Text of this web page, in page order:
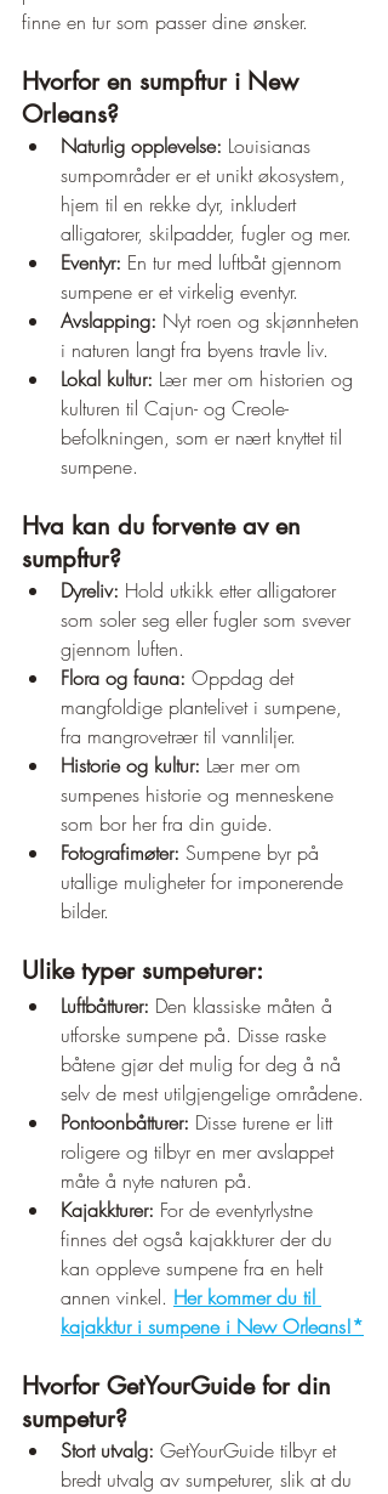
finne en tur som passer dine ønsker.
Hvorfor en sumpftur i New
Orleans?
Naturlig opplevelse: Louisianas
sumpområder er et unikt økosystem,
hjem til en rekke dyr, inkludert
alligatorer, skilpadder, fugler og mer.
Eventyr: En tur med luftbåt gjennom
sumpene er et virkelig eventyr.
Avslapping: Nyt roen og skjønnheten
i naturen langt fra byens travle liv.
Lokal kultur: Lær mer om historien og
kulturen til Cajun- og Creole-
befolkningen, som er nært knyttet til
sumpene.
Hva kan du forvente av en
sumpftur?
Dyreliv: Hold utkikk etter alligatorer
som soler seg eller fugler som svever
gjennom luften.
Flora og fauna: Oppdag det
mangfoldige plantelivet i sumpene,
fra mangrovetrær til vannliljer.
Historie og kultur: Lær mer om
sumpenes historie og menneskene
som bor her fra din guide.
Fotografimøter: Sumpene byr på
utallige muligheter for imponerende
bilder.
Ulike typer sumpeturer:
Luftbåtturer: Den klassiske måten å
utforske sumpene på. Disse raske
båtene gjør det mulig for deg å nå
selv de mest utilgjengelige områdene.
Pontoonbåtturer: Disse turene er litt
roligere og tilbyr en mer avslappet
måte å nyte naturen på.
Kajakkturer: For de eventyrlystne
finnes det også kajakkturer der du
kan oppleve sumpene fra en helt
annen vinkel. Her kommer du til
kajakktur i sumpene i New Orleans!*
Hvorfor GetYourGuide for din
sumpetur?
Stort utvalg: GetYourGuide tilbyr et
bredt utvalg av sumpeturer, slik at du